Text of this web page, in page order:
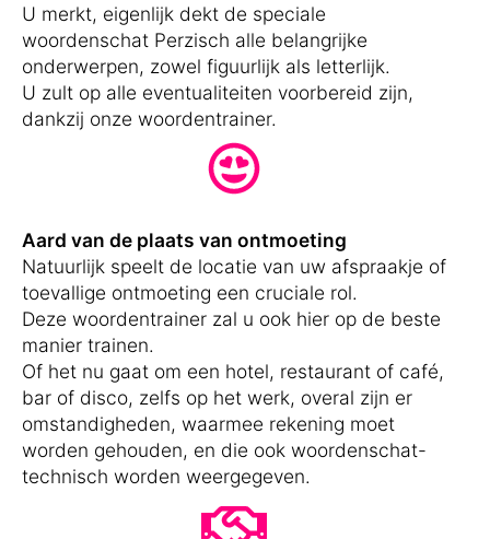
U merkt, eigenlijk dekt de speciale
woordenschat Perzisch alle belangrijke
onderwerpen, zowel figuurlijk als letterlijk.
U zult op alle eventualiteiten voorbereid zijn,
dankzij onze woordentrainer.
Aard van de plaats van ontmoeting
Natuurlijk speelt de locatie van uw afspraakje of
toevallige ontmoeting een cruciale rol.
Deze woordentrainer zal u ook hier op de beste
manier trainen.
Of het nu gaat om een hotel, restaurant of café,
bar of disco, zelfs op het werk, overal zijn er
omstandigheden, waarmee rekening moet
worden gehouden, en die ook woordenschat-
technisch worden weergegeven.